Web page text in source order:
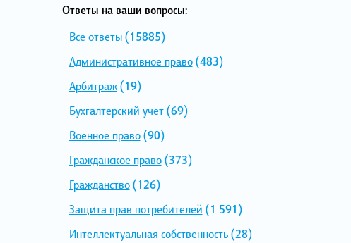
Ответы на ваши вопросы:
Все ответы(15885)
Административное право(483)
Арбитраж(19)
Бухгалтерский учет(69)
Военное право(90)
Гражданское право(373)
Гражданство(126)
Защита прав потребителей (1 591)
Интеллектуальная собственность(28)